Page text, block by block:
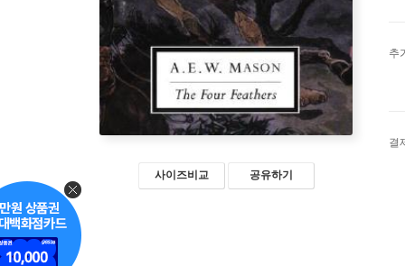
사이즈비교 공유하기
추
결